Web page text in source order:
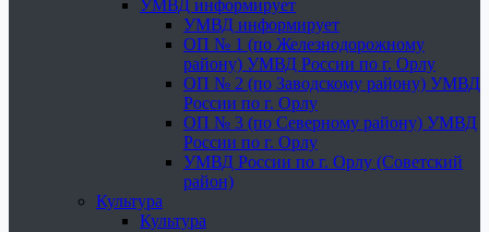
УМВД информирует
УМВД информирует
ОП № 1 (по Железнодорожному
району) УМВД России по г. Орлу
ОП № 2 (по Заводскому району) УМВД
России по г. Орлу
ОП № 3 (по Северному району) УМВД
России по г. Орлу
УМВД России по г. Орлу (Советский
район)
Культура
Культура